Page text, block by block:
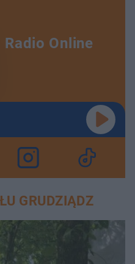
Radio Online
GRUDZIĄDZ